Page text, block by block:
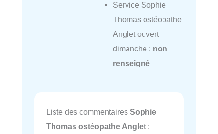
Service Sophie
Thomas ostéopathe
Anglet ouvert
dimanche : non
renseigné
Liste des commentaires Sophie
Thomas ostéopathe Anglet :